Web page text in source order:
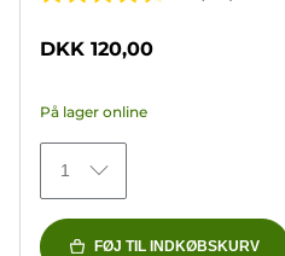
4.7
af
stjerner.
433
anmeldelser
DKK 120,00
På lager online
1
FØJ TIL INDKØBSKURV